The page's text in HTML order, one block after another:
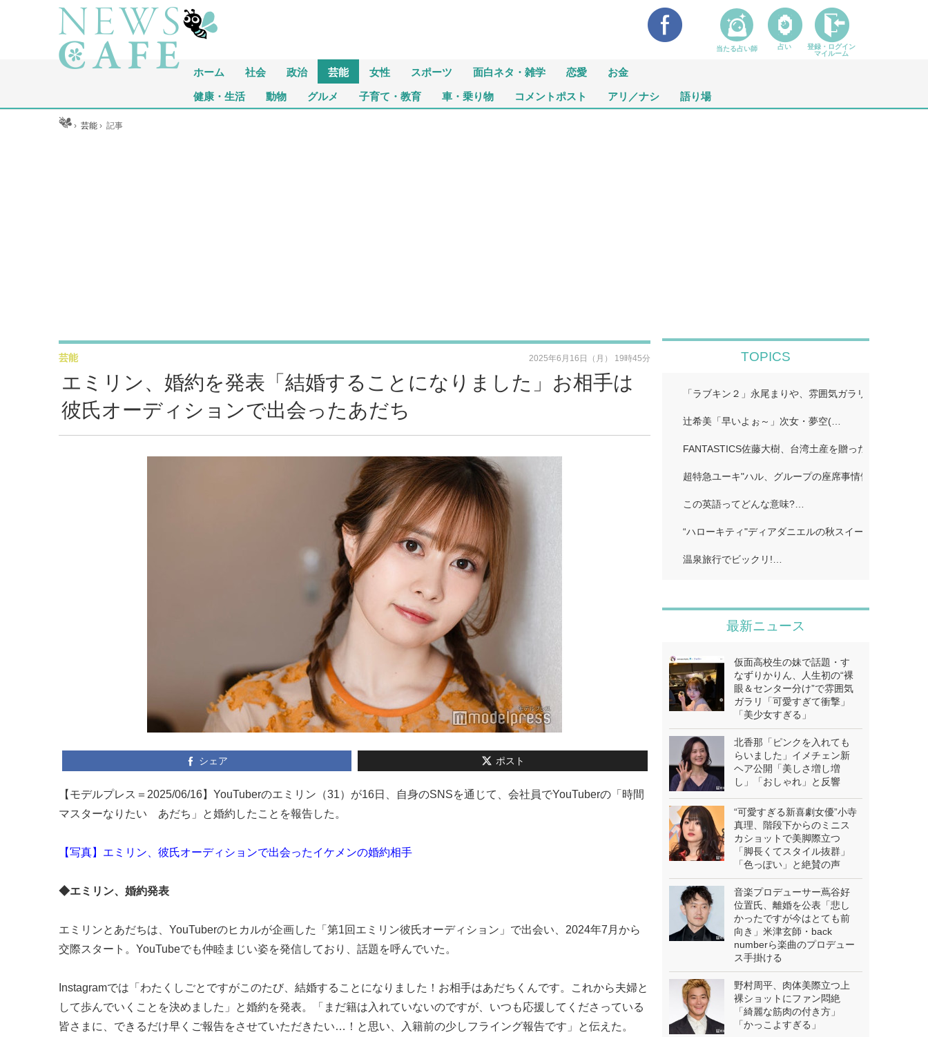
ホーム 社会 政治 芸能 女性 スポーツ 面白ネタ・雑学 恋愛 お金
健康・生活 動物 グルメ 子育て・教育 車・乗り物 コメントポスト アリ／ナシ 語り場
ホーム ›芸能 ›記事
エミリン、婚約を発表「結婚することになりました」お相手は
彼氏オーディションで出会ったあだち
芸能 2025年6月16日（月） 19時45分
シェア ポスト
【モデルプレス＝2025/06/16】YouTuberのエミリン（31）が16日、自身のSNSを通じて、会社員でYouTuberの「時間
マスターなりたい あだち」と婚約したことを報告した。
【写真】エミリン、彼氏オーディションで出会ったイケメンの婚約相手
◆エミリン、婚約発表
エミリンとあだちは、YouTuberのヒカルが企画した「第1回エミリン彼氏オーディション」で出会い、2024年7月から
交際スタート。YouTubeでも仲睦まじい姿を発信しており、話題を呼んでいた。
Instagramでは「わたくしごとですがこのたび、結婚することになりました！お相手はあだちくんです。これから夫婦と
して歩んでいくことを決めました」と婚約を発表。「まだ籍は入れていないのですが、いつも応援してくださっている
皆さまに、できるだけ早くご報告をさせていただきたい…！と思い、入籍前の少しフライング報告です」と伝えた。
TOPICS
「ラブキン２」永尾まりや、雰囲気ガラリのイメチェ
辻希美「早いよぉ～」次女・夢空(…
FANTASTICS佐藤大樹、台湾土産を贈った先輩明かす
超特急ユーキ"ハル、グループの座席事情告白「誰かと
この英語ってどんな意味?…
“ハローキティ"ディアダニエルの秋スイーツビュッフ
温泉旅行でビックリ!…
最新ニュース
仮面高校生の妹で話題・す
なずりかりん、人生初の“裸
眼＆センター分け”で雰囲気
ガラリ「可愛すぎて衝撃」
「美少女すぎる」
北香那「ピンクを入れても
らいました」イメチェン新
ヘア公開「美しさ増し増
し」「おしゃれ」と反響
“可愛すぎる新喜劇女優”小寺
真理、階段下からのミニス
カショットで美脚際立つ
「脚長くてスタイル抜群」
「色っぽい」と絶賛の声
音楽プロデューサー蔦谷好
位置氏、離婚を公表「悲し
かったですが今はとても前
向き」米津玄師・back
numberら楽曲のプロデュー
ス手掛ける
野村周平、肉体美際立つ上
裸ショットにファン悶絶
「綺麗な筋肉の付き方」
「かっこよすぎる」
当たる占い師 占い
登録・ログイン
マイルーム